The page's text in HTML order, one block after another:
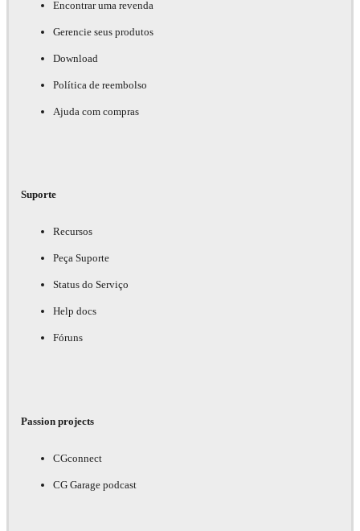
Encontrar uma revenda
Gerencie seus produtos
Download
Política de reembolso
Ajuda com compras
Suporte
Recursos
Peça Suporte
Status do Serviço
Help docs
Fóruns
Passion projects
CGconnect
CG Garage podcast